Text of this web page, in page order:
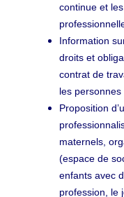
continue et
Information
droits et
contrat de
les
Proposition
maternels,
(espace de
enfants avec
profession, le